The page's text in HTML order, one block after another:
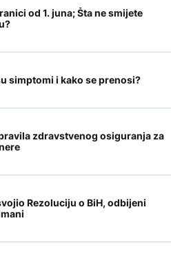
od 1. juna; Šta ne smijete
simptomi i kako se prenosi?
zdravstvenog osiguranja za
Rezoluciju o BiH, odbijeni